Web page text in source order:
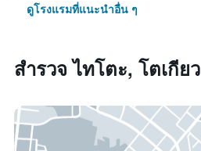
ดูโรงแรมที่แนะนำอื่น ๆ
สำรวจ ไทโตะ, โตเกียว